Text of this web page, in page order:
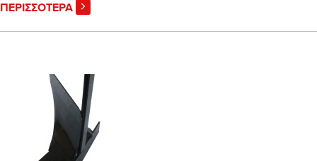
ΠΕΡΙΣΣΟΤΕΡΑ